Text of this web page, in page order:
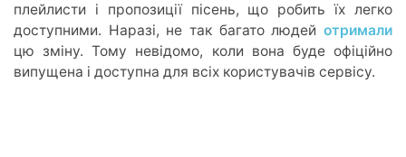
плейлисти і пропозиції пісень, що робить їх легко
доступними. Наразі, не так багато людей отримали
цю зміну. Тому невідомо, коли вона буде офіційно
випущена і доступна для всіх користувачів сервісу.